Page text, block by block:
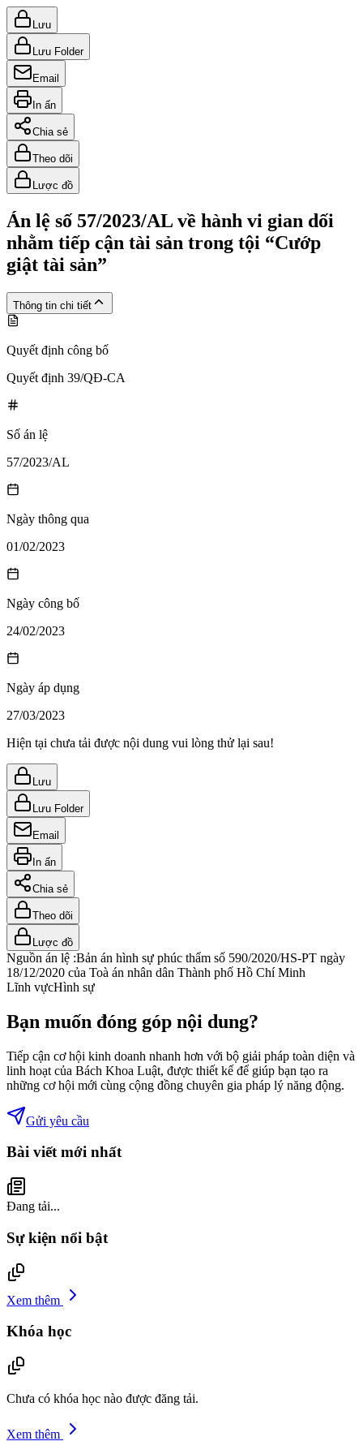
Lưu
Lưu Folder
Email
In ấn
Chia sẻ
Theo dõi
Lược đồ
Án lệ số 57/2023/AL về hành vi gian dối
nhằm tiếp cận tài sản trong tội “Cướp
giật tài sản”
Thông tin chi tiết
Quyết định công bố
Quyết định 39/QĐ-CA
Số án lệ
57/2023/AL
Ngày thông qua
01/02/2023
Ngày công bố
24/02/2023
Ngày áp dụng
27/03/2023
Hiện tại chưa tải được nội dung vui lòng thử lại sau!
Lưu
Lưu Folder
Email
In ấn
Chia sẻ
Theo dõi
Lược đồ
Nguồn án lệ :Bản án hình sự phúc thẩm số 590/2020/HS-PT ngày
18/12/2020 của Toà án nhân dân Thành phố Hồ Chí Minh
Lĩnh vựcHình sự
Bạn muốn đóng góp nội dung?
Tiếp cận cơ hội kinh doanh nhanh hơn với bộ giải pháp toàn diện và
linh hoạt của Bách Khoa Luật, được thiết kế để giúp bạn tạo ra
những cơ hội mới cùng cộng đồng chuyên gia pháp lý năng động.
Gửi yêu cầu
Bài viết mới nhất
Đang tải...
Sự kiện nổi bật
Xem thêm
Khóa học
Chưa có khóa học nào được đăng tải.
Xem thêm